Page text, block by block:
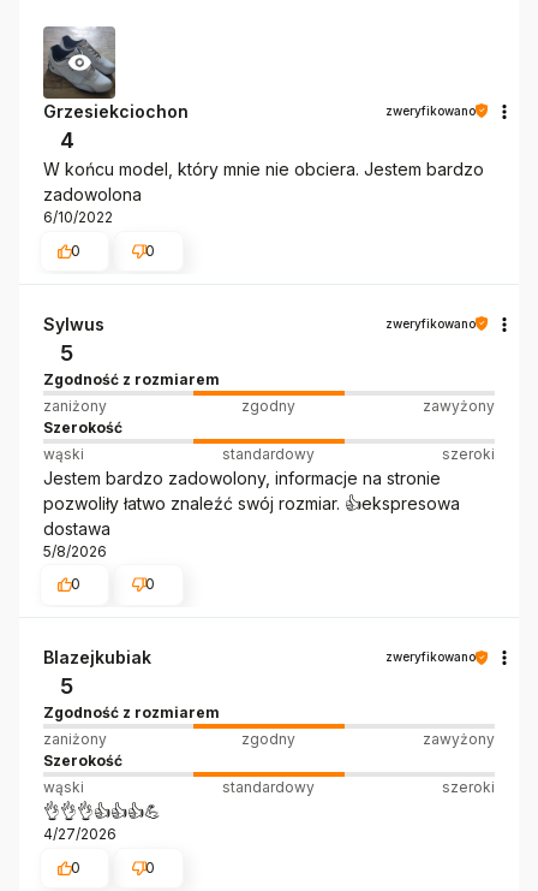
Grzesiekciochon zweryfikowano
4
W końcu model, który mnie nie obciera. Jestem bardzo
zadowolona
6/10/2022
0
0
Sylwus zweryfikowano
5
Zgodność z rozmiarem
zaniżony
zgodny
zawyżony
Szerokość
wąski
standardowy szeroki
Jestem bardzo zadowolony, informacje na stronie
pozwoliły łatwo znaleźć swój rozmiar. 👍️ekspresowa
dostawa
5/8/2026
0
0
Blazejkubiak zweryfikowano
5
Zgodność z rozmiarem
zaniżony
zgodny
zawyżony
Szerokość
wąski
standardowy szeroki
👌👌👌👍👍👍💪
4/27/2026
0
0